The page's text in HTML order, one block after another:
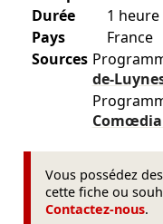
Durée
1 heure
Pays
France
Sources
de-
Comœdia
Vous possédez
cette fiche ou
Contactez-nous.